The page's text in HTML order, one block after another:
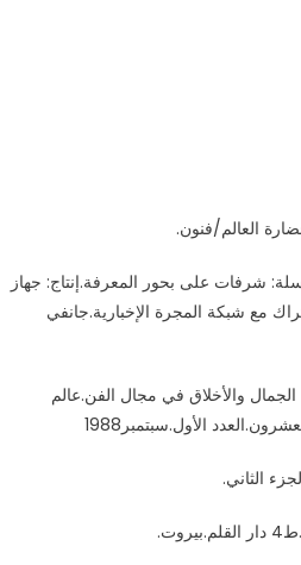
شرفات على بحور المعرفة.إنتاج: جهاز
مع شبكة المجرة الإخبارية.جانفي
الجمال والأخلاق في مجال الفن.عالم
الأول.سبتمبر1988